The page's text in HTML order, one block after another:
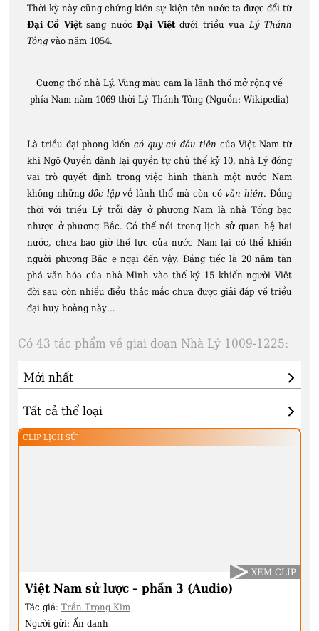
Thời kỳ này cũng chứng kiến sự kiện tên nước ta được đổi từ
Đại Cồ Việtsang nướcĐại Việtdưới triều vua Lý Thánh
Tông vào năm 1054.
Cương thổ nhà Lý. Vùng màu cam là lãnh thổ mở rộng về
phía Nam năm 1069 thời Lý Thánh Tông (Nguồn: Wikipedia)
Là triều đại phong kiến có quy củ đầu tiên của Việt Nam từ
khi Ngô Quyền dành lại quyền tự chủ thế kỷ 10, nhà Lý đóng
vai trò quyết định trong việc hình thành một nước Nam
không những độc lậpvề lãnh thổ mà còn cóvăn hiến. Đồng
thời với triều Lý trỗi dậy ở phương Nam là nhà Tống bạc
nhược ở phương Bắc. Có thể nói trong lịch sử quan hệ hai
nước, chưa bao giờ thế lực của nước Nam lại có thể khiến
người phương Bắc e ngại đến vậy. Đáng tiếc là 20 năm tàn
phá văn hóa của nhà Minh vào thế kỷ 15 khiến người Việt
đời sau còn nhiều điều thắc mắc chưa được giải đáp về triều
đại huy hoàng này…
Có 43 tác phẩm về giai đoạn Nhà Lý 1009-1225:
CLIP LỊCH SỬ
Việt Nam sử lược – phần 3 (Audio)
Tác giả: Trần Trọng Kim
Người gửi: Ẩn danh
XEM CLIP